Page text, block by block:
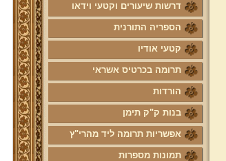
דרשות שיעורים וקטעי וידאו
הספריה התורנית
קטעי אודיו
תרומה בכרטיס אשראי
הורדות
בנות ק"ק תימן
אפשריות תרומה ליד מהרי"ץ
תמונות מספרות